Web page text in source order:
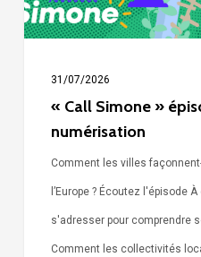
31/07/2026
« Call Simone »
numérisation
Comment les villes
l’Europe ? Écoutez l'épisode
s'adresser pour comprendre
Comment les collectivités